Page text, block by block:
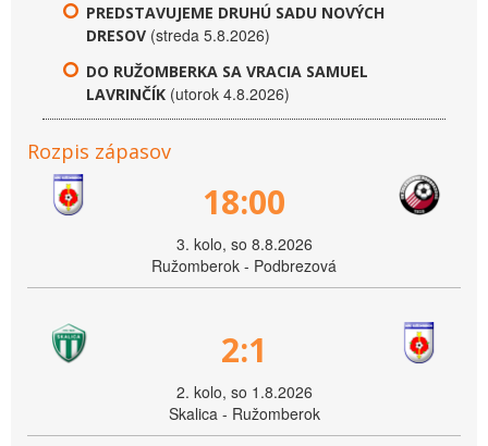
PREDSTAVUJEME DRUHÚ SADU NOVÝCH
DRESOV (streda 5.8.2026)
DO RUŽOMBERKA SA VRACIA SAMUEL
LAVRINČÍK (utorok 4.8.2026)
Rozpis zápasov
18:00
3. kolo, so 8.8.2026
Ružomberok - Podbrezová
2:1
2. kolo, so 1.8.2026
Skalica - Ružomberok